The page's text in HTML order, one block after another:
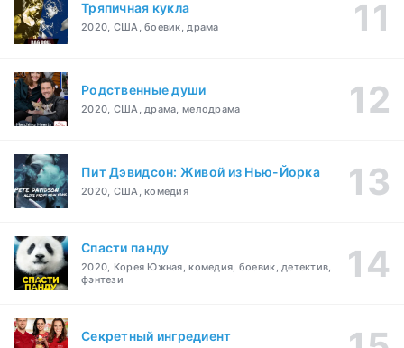
Тряпичная кукла
2020, США, боевик, драма
Родственные души
2020, США, драма, мелодрама
Пит Дэвидсон: Живой из Нью-Йорка
2020, США, комедия
Спасти панду
2020, Корея Южная, комедия, боевик, детектив,
фэнтези
Секретный ингредиент